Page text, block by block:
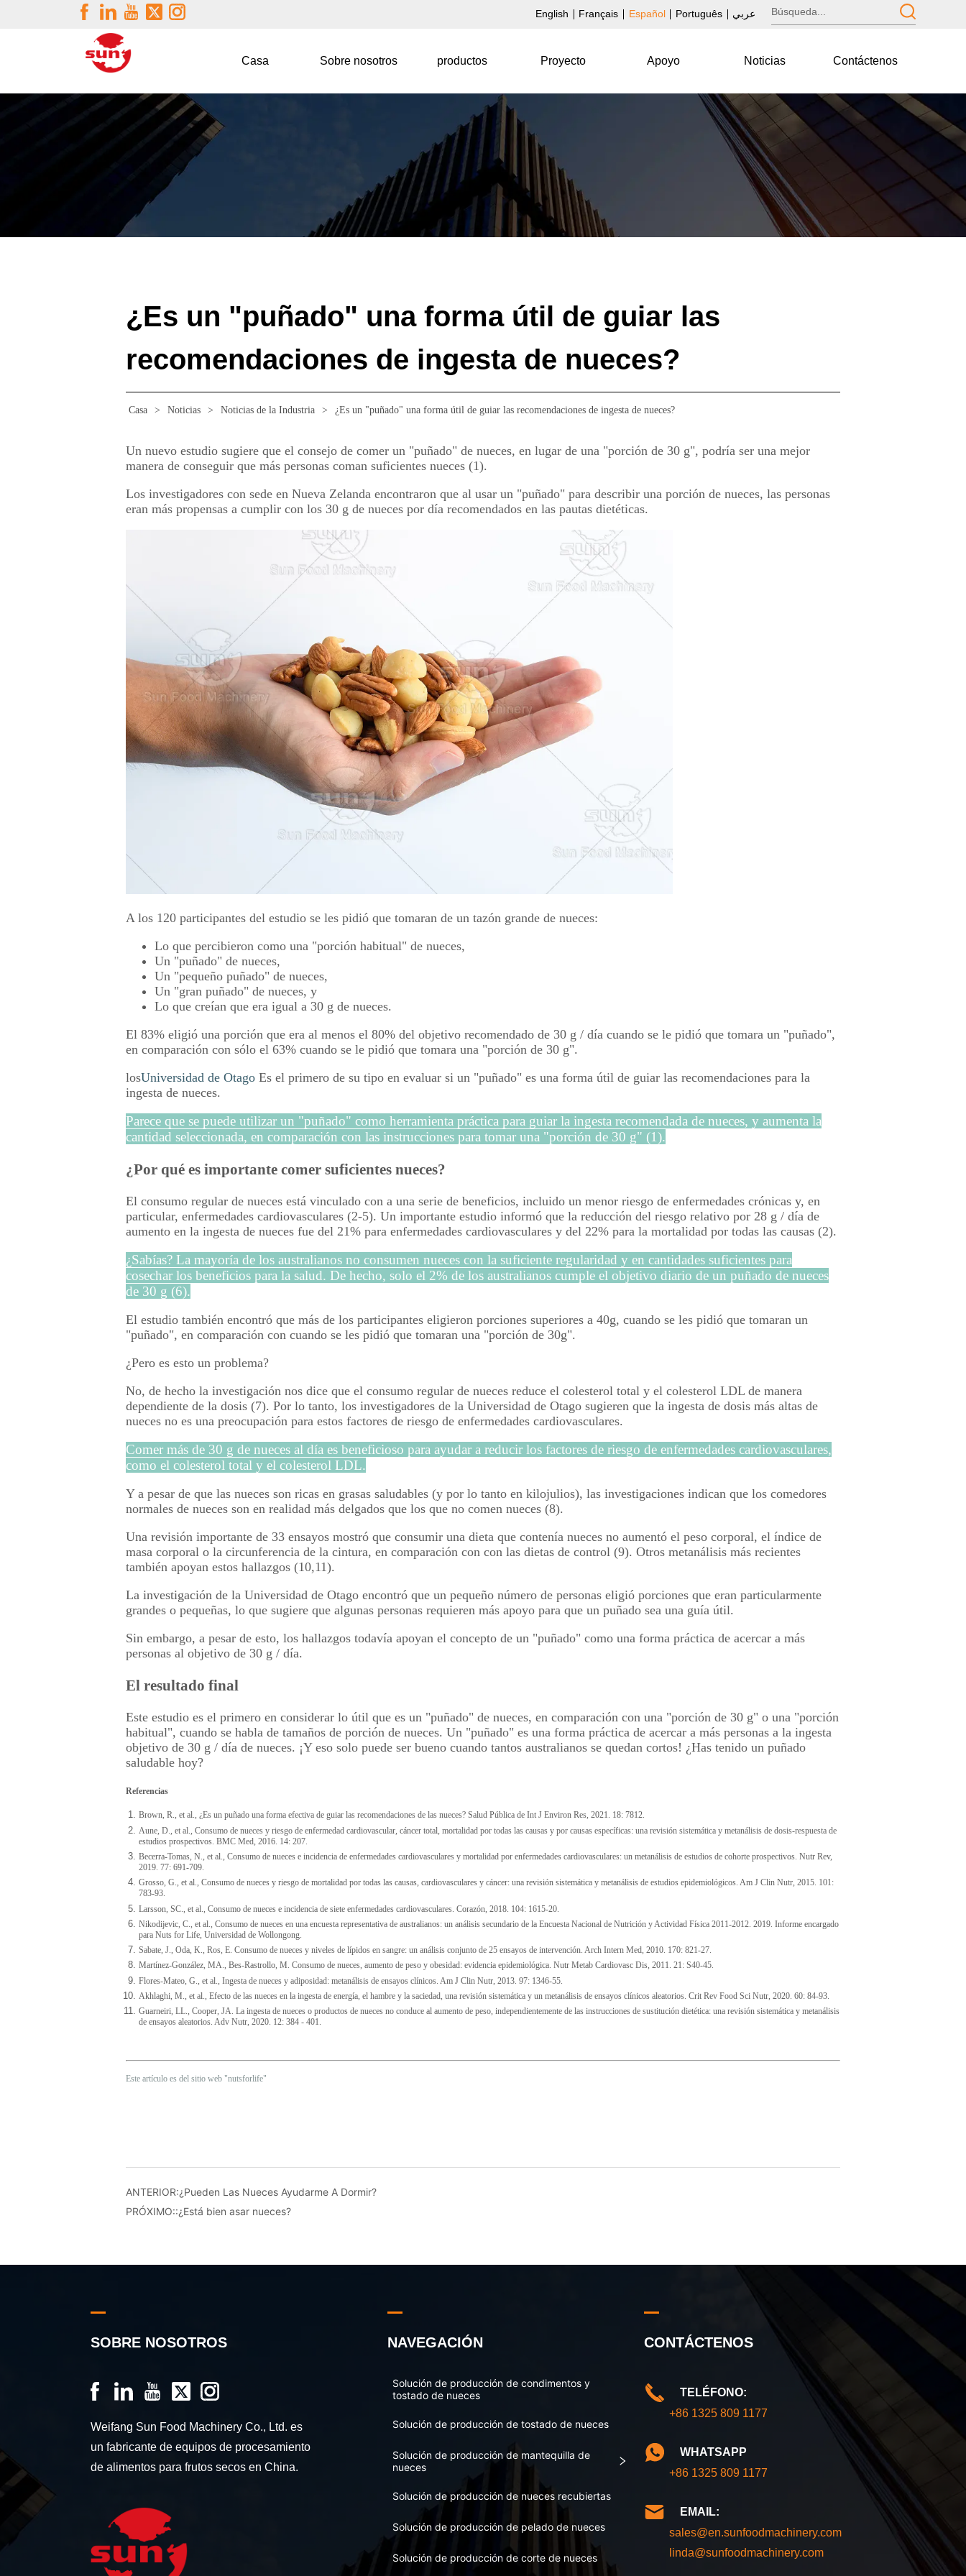
English Français Español Português عربي
Casa Sobre nosotros productos Proyecto Apoyo Noticias Contáctenos
¿Es un "puñado" una forma útil de guiar las
recomendaciones de ingesta de nueces?
Casa > Noticias > Noticias de la Industria > ¿Es un "puñado" una forma útil de guiar las recomendaciones de ingesta de nueces?
ANTERIOR:¿Pueden Las Nueces Ayudarme A Dormir?
PRÓXIMO::¿Está bien asar nueces?
SOBRE NOSOTROS
Weifang Sun Food Machinery Co., Ltd. es
un fabricante de equipos de procesamiento
de alimentos para frutos secos en China.
NAVEGACIÓN
Solución de producción de condimentos y
tostado de nueces
Solución de producción de tostado de nueces
Solución de producción de mantequilla de
nueces
Solución de producción de nueces recubiertas
Solución de producción de pelado de nueces
Solución de producción de corte de nueces
CONTÁCTENOS
TELÉFONO:
+86 1325 809 1177
WHATSAPP
+86 1325 809 1177
EMAIL:
sales@en.sunfoodmachinery.com
linda@sunfoodmachinery.com